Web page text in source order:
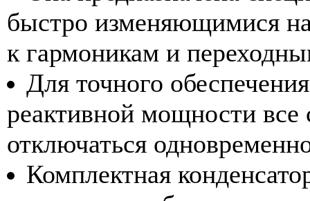
быстро изменяющимися
к гармоникам и
Для точного
реактивной мощности все
отключаться
Комплектная